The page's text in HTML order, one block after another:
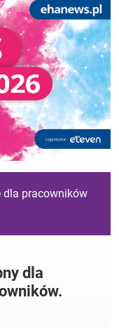
dla pracowników
dla